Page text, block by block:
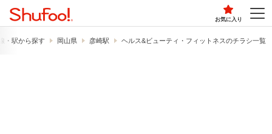
お気に入り
・駅から探す 岡山県 彦崎駅 ヘルス&ビューティ・フィットネスのチラシ一覧